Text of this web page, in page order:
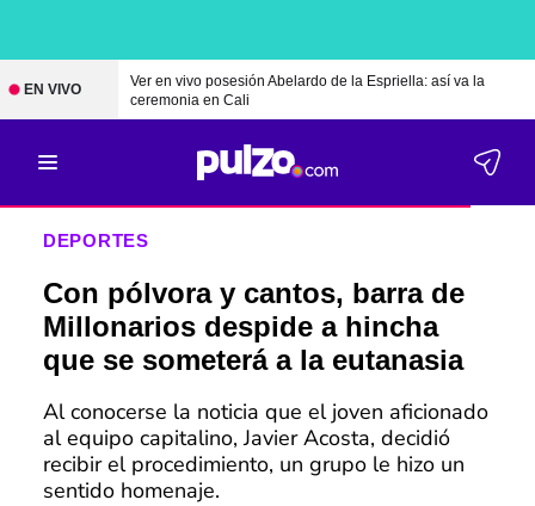
EN VIVO
Ver en vivo posesión Abelardo de la Espriella: así va la
ceremonia en Cali
DEPORTES
Con pólvora y cantos, barra de
Millonarios despide a hincha
que se someterá a la eutanasia
Al conocerse la noticia que el joven aficionado
al equipo capitalino, Javier Acosta, decidió
recibir el procedimiento, un grupo le hizo un
sentido homenaje.